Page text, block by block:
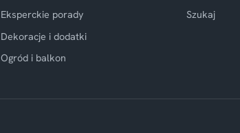
Eksperckie porady
Dekoracje i dodatki
Ogród i balkon
Szukaj